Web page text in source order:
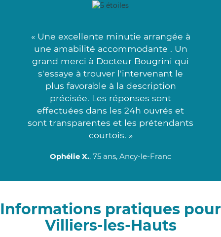
« Une excellente minutie arrangée à
une amabilité accommodante . Un
grand merci à Docteur Bougrini qui
s'essaye à trouver l'intervenant le
plus favorable à la description
précisée. Les réponses sont
effectuées dans les 24h ouvrés et
sont transparentes et les prétendants
courtois. »
Ophélie X., 75 ans, Ancy-le-Franc
Informations pratiques pour
Villiers-les-Hauts